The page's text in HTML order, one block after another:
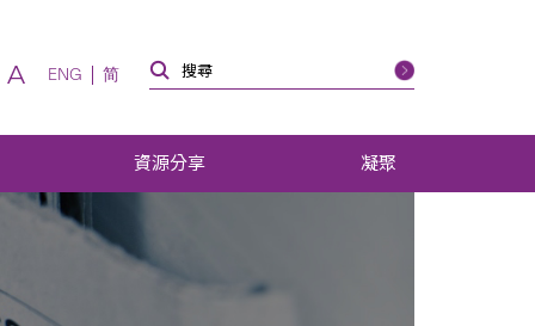
A ENG 简
資源分享 凝聚